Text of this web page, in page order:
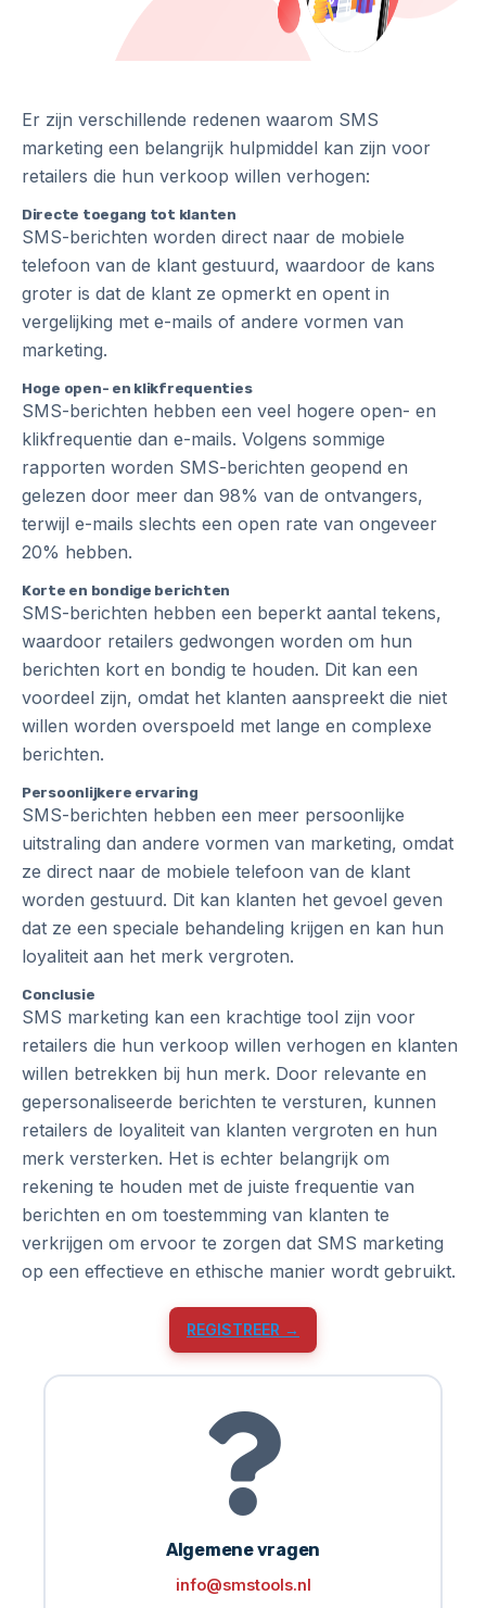
Er zijn verschillende redenen waarom SMS
marketing een belangrijk hulpmiddel kan zijn voor
retailers die hun verkoop willen verhogen:
Directe toegang tot klanten
SMS-berichten worden direct naar de mobiele
telefoon van de klant gestuurd, waardoor de kans
groter is dat de klant ze opmerkt en opent in
vergelijking met e-mails of andere vormen van
marketing.
Hoge open- en klikfrequenties
SMS-berichten hebben een veel hogere open- en
klikfrequentie dan e-mails. Volgens sommige
rapporten worden SMS-berichten geopend en
gelezen door meer dan 98% van de ontvangers,
terwijl e-mails slechts een open rate van ongeveer
20% hebben.
Korte en bondige berichten
SMS-berichten hebben een beperkt aantal tekens,
waardoor retailers gedwongen worden om hun
berichten kort en bondig te houden. Dit kan een
voordeel zijn, omdat het klanten aanspreekt die niet
willen worden overspoeld met lange en complexe
berichten.
Persoonlijkere ervaring
SMS-berichten hebben een meer persoonlijke
uitstraling dan andere vormen van marketing, omdat
ze direct naar de mobiele telefoon van de klant
worden gestuurd. Dit kan klanten het gevoel geven
dat ze een speciale behandeling krijgen en kan hun
loyaliteit aan het merk vergroten.
Conclusie
SMS marketing kan een krachtige tool zijn voor
retailers die hun verkoop willen verhogen en klanten
willen betrekken bij hun merk. Door relevante en
gepersonaliseerde berichten te versturen, kunnen
retailers de loyaliteit van klanten vergroten en hun
merk versterken. Het is echter belangrijk om
rekening te houden met de juiste frequentie van
berichten en om toestemming van klanten te
verkrijgen om ervoor te zorgen dat SMS marketing
op een effectieve en ethische manier wordt gebruikt.
REGISTREER →
Algemene vragen
info@smstools.nl